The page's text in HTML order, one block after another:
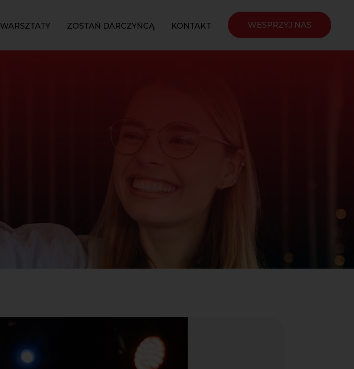
WARSZTATY ZOSTAŃ DARCZYŃCĄ KONTAKT WESPRZYJ NAS